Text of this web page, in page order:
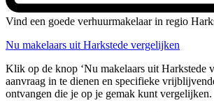
Vind een goede verhuurmakelaar in regio
Nu makelaars uit Harkstede vergelijken
Klik op de knop ‘Nu makelaars uit Harkstede
aanvraag in te dienen en specifieke
ontvangen die je op je gemak kunt vergelijken.